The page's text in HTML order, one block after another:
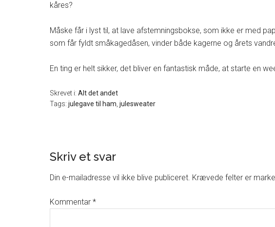
kåres?
Måske får i lyst til, at lave afstemningsbokse, som ikke er med
som får fyldt småkagedåsen, vinder både kagerne og årets
En ting er helt sikker, det bliver en fantastisk måde, at starte en
Skrevet i: Alt det andet
Tags: julegave til ham julesweater
Skriv et svar
Din e-mailadresse vil ikke blive publiceret. Krævede felter er
Kommentar *